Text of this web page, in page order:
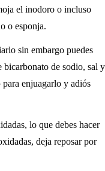
el inodoro o incluso
o esponja.
sin embargo puedes
bicarbonato de sodio, sal y
enjuagarlo y adiós
lo que debes hacer
deja reposar por